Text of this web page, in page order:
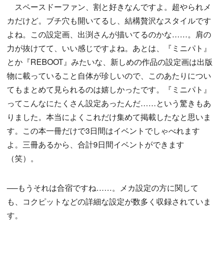
スペースドーファン、割と好きなんですよ。超やられメ
カだけど。ブチ穴も開いてるし、結構贅沢なスタイルです
よね。この設定画、出渕さんが描いてるのかな……。肩の
力が抜けてて、いい感じですよね。あとは、『ミニパト』
とか『REBOOT』みたいな、新しめの作品の設定画は出版
物に載っていること自体が珍しいので、このあたりについ
てもまとめて見られるのは嬉しかったです。『ミニパト』
ってこんなにたくさん設定あったんだ……という驚きもあ
りました。本当によくこれだけ集めて掲載したなと思いま
す。この本一冊だけで3日間はイベントでしゃべれます
よ。三冊あるから、合計9日間イベントができます
（笑）。
──もうそれは合宿ですね……。メカ設定の方に関して
も、コクピットなどの詳細な設定が数多く収録されていま
す。